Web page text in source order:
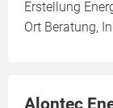
Erstellung
Ort Beratung,
Alontec